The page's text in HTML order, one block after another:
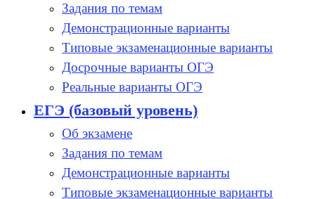
Задания по темам
Демонстрационные варианты
Типовые экзаменационные варианты
Досрочные варианты ОГЭ
Реальные варианты ОГЭ
ЕГЭ (базовый уровень)
Об экзамене
Задания по темам
Демонстрационные варианты
Типовые экзаменационные варианты